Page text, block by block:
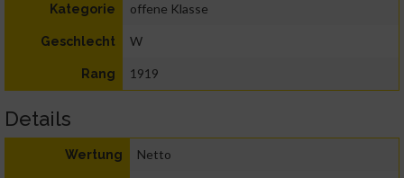
Kategorie offene Klasse
Geschlecht W
Rang 1919
Details
Wertung Netto